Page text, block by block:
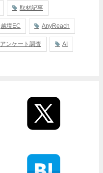
取材記事
越境EC AnyReach
アンケート調査 AI